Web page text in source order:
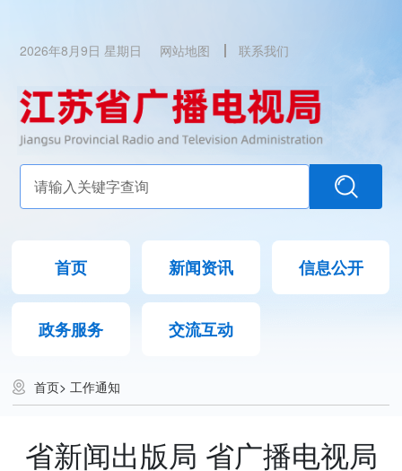
2026年8月9日 星期日 网站地图 联系我们
首页 新闻资讯 信息公开
政务服务 交流互动
首页>工作通知
省新闻出版局 省广播电视局